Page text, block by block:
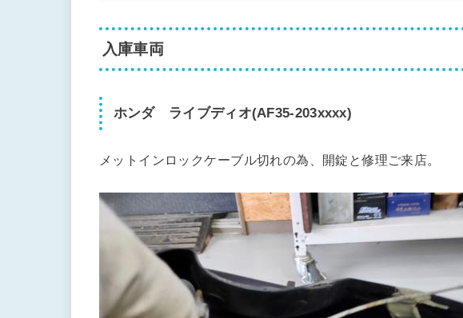
入庫車両
ホンダ ライブディオ(AF35-203xxxx)
メットインロックケーブル切れの為、開錠と修理ご来店。